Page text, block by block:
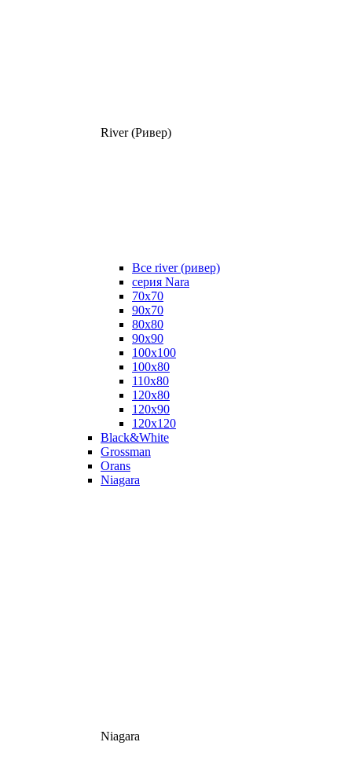
River (Ривер)
Все river (ривер)
серия Nara
70х70
90х70
80x80
90x90
100x100
100х80
110х80
120x80
120х90
120х120
Black&White
Grossman
Orans
Niagara
Niagara